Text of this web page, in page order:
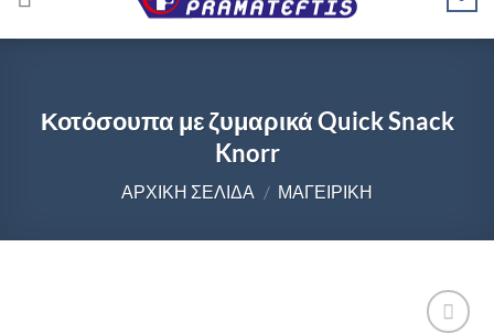
Κοτόσουπα με ζυμαρικά Quick Snack
Knorr
ΑΡΧΙΚΉ ΣΕΛΊΔΑ / ΜΑΓΕΙΡΙΚΉ